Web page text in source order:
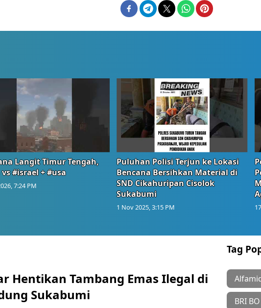
Langit Timur Tengah,
#israel + #usa
7:24 PM
Puluhan Polisi Terjun ke Lokasi
Bencana Bersihkan Material di
SND Cikahuripan Cisolok
Sukabumi
1 Nov 2025, 3:15 PM
Hentikan Tambang Emas Ilegal di
Sukabumi
Tag
BRI